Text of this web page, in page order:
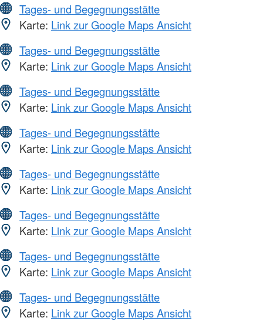
Tages- und Begegnungsstätte
Karte: Link zur Google Maps Ansicht
Tages- und Begegnungsstätte
Karte: Link zur Google Maps Ansicht
Tages- und Begegnungsstätte
Karte: Link zur Google Maps Ansicht
Tages- und Begegnungsstätte
Karte: Link zur Google Maps Ansicht
Tages- und Begegnungsstätte
Karte: Link zur Google Maps Ansicht
Tages- und Begegnungsstätte
Karte: Link zur Google Maps Ansicht
Tages- und Begegnungsstätte
Karte: Link zur Google Maps Ansicht
Tages- und Begegnungsstätte
Karte: Link zur Google Maps Ansicht